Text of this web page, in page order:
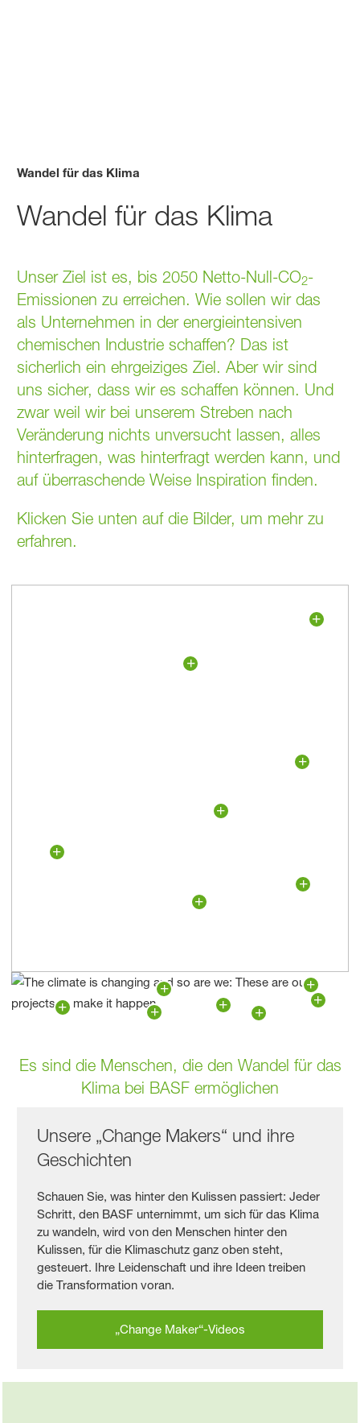
Wandel für das Klima
Wandel für das Klima
Unser Ziel ist es, bis 2050 Netto-Null-CO2-
Emissionen zu erreichen. Wie sollen wir das
als Unternehmen in der energieintensiven
chemischen Industrie schaffen? Das ist
sicherlich ein ehrgeiziges Ziel. Aber wir sind
uns sicher, dass wir es schaffen können. Und
zwar weil wir bei unserem Streben nach
Veränderung nichts unversucht lassen, alles
hinterfragen, was hinterfragt werden kann, und
auf überraschende Weise Inspiration finden.
Klicken Sie unten auf die Bilder, um mehr zu
erfahren.
Es sind die Menschen, die den Wandel für das
Klima bei BASF ermöglichen
Unsere „Change Makers“ und ihre
Geschichten
Schauen Sie, was hinter den Kulissen passiert: Jeder
Schritt, den BASF unternimmt, um sich für das Klima
zu wandeln, wird von den Menschen hinter den
Kulissen, für die Klimaschutz ganz oben steht,
gesteuert. Ihre Leidenschaft und ihre Ideen treiben
die Transformation voran.
„Change Maker“-Videos